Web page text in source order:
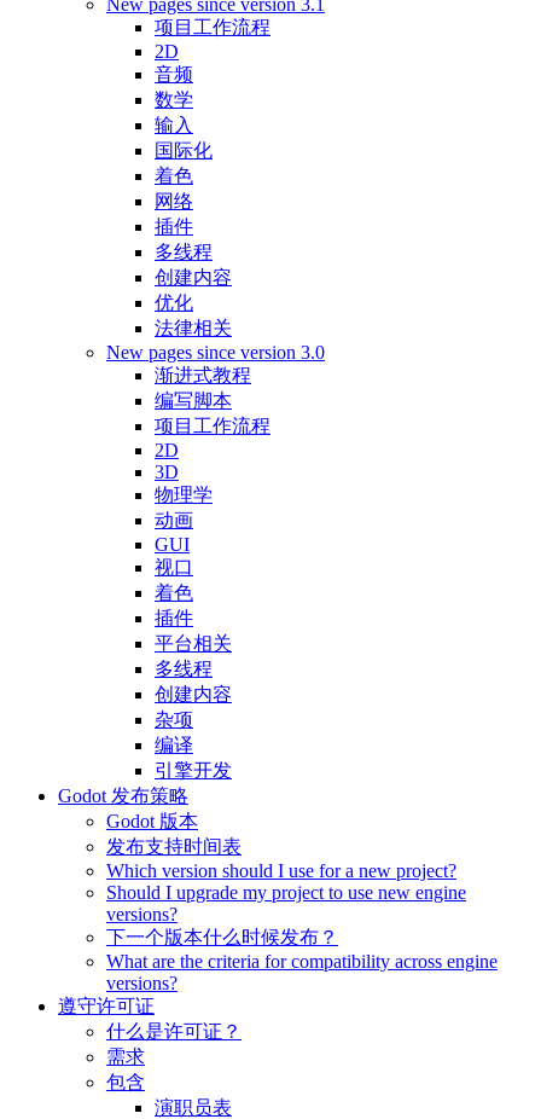
New pages since version 3.1
项目工作流程
2D
音频
数学
输入
国际化
着色
网络
插件
多线程
创建内容
优化
法律相关
New pages since version 3.0
渐进式教程
编写脚本
项目工作流程
2D
3D
物理学
动画
GUI
视口
着色
插件
平台相关
多线程
创建内容
杂项
编译
引擎开发
Godot 发布策略
Godot 版本
发布支持时间表
Which version should I use for a new project?
Should I upgrade my project to use new engine
versions?
下一个版本什么时候发布？
What are the criteria for compatibility across engine
versions?
遵守许可证
什么是许可证？
需求
包含
演职员表